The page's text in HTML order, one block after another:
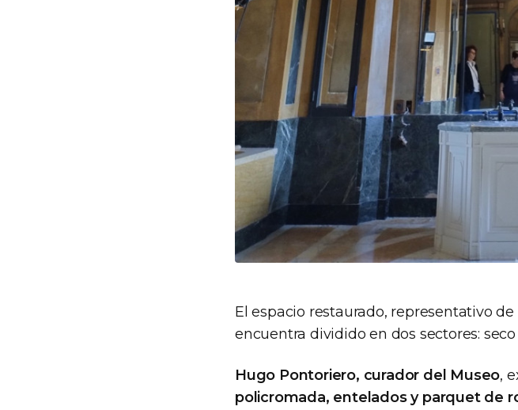
El espacio restaurado, representativo
encuentra dividido en dos sectores:
Hugo Pontoriero, curador del Museo,
policromada, entelados y parquet de